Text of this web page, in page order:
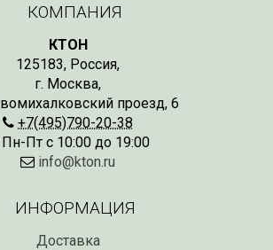
КОМПАНИЯ
КТОН
125183, Россия,
г. Москва,
проезд, 6
+7(495)790-20-38
Пн-Пт с 10:00 до 19:00
info@kton.ru
ИНФОРМАЦИЯ
Доставка